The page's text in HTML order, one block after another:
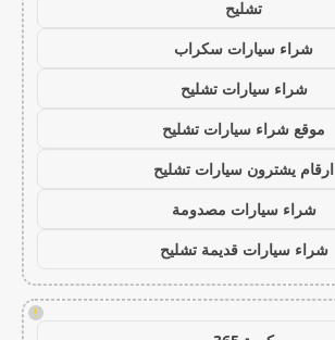
تشليح
شراء سيارات سكراب
شراء سيارات تشليح
موقع شراء سيارات تشليح
ارقام يشترون سيارات تشليح
شراء سيارات مصدومة
شراء سيارات قديمة تشليح
!